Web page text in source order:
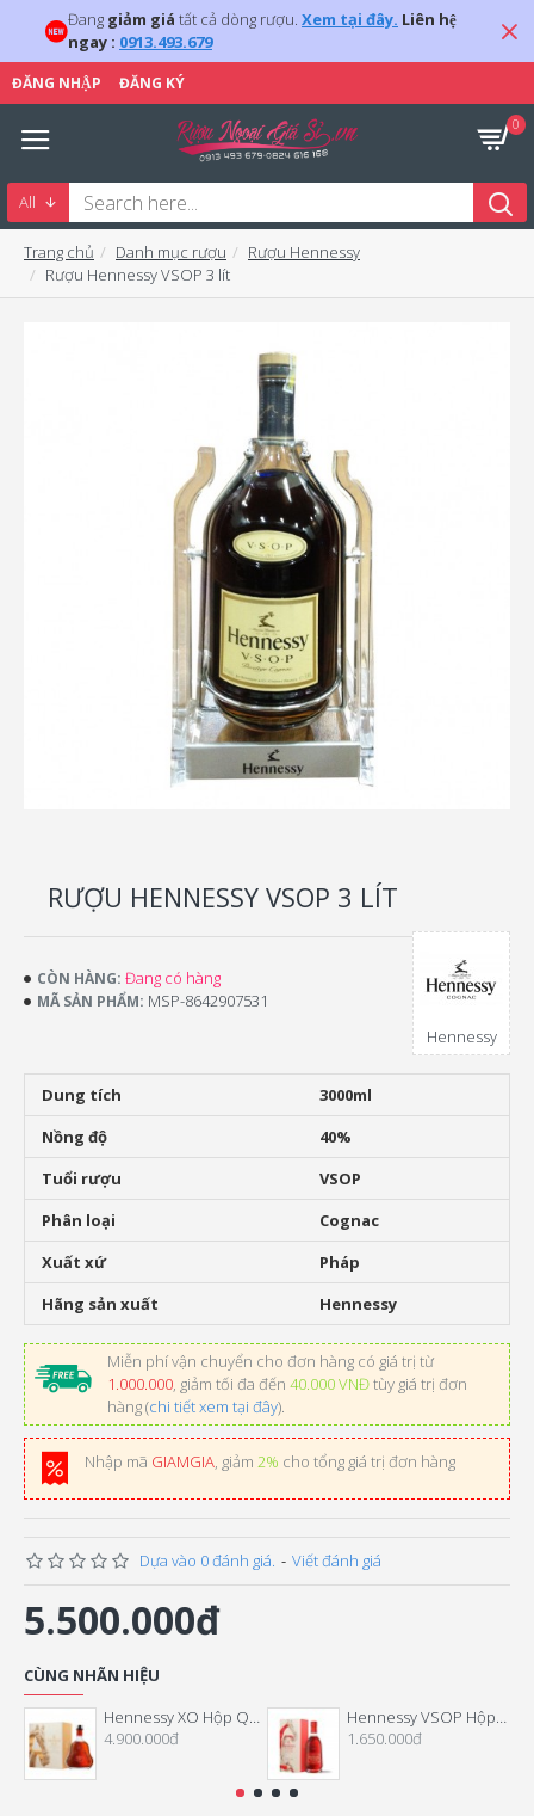
Đang giảm giá tất cả dòng rượu. Xem tại đây. Liên hệ
ngay : 0913.493.679
ĐĂNG NHẬP ĐĂNG KÝ
0
All
Trang chủ Danh mục rượu
Rượu Hennessy
Rượu Hennessy VSOP 3 lít
RƯỢU HENNESSY VSOP 3 LÍT
Dung tích
3000ml
Nồng độ
40%
Tuổi rượu
VSOP
Phân loại
Cognac
Xuất xứ
Pháp
Hãng sản xuất
Hennessy
Miễn phí vận chuyển cho đơn hàng có giá trị từ
1.000.000, giảm tối đa đến 40.000 VNĐtùy giá trị đơn
hàng (chi tiết xem tại đây).
Nhập mã GIAMGIA, giảm 2% cho tổng giá trị đơn hàng
CÒN HÀNG: Đang có hàng
MÃ SẢN PHẨM: MSP-8642907531
Hennessy
Dựa vào 0 đánh giá. - Viết đánh giá
5.500.000đ
CÙNG NHÃN HIỆU
Hennessy XO Hộp Quà Tết 2026
4.900.000đ
Hennessy VSOP Hộp Quà Tết 2026
1.650.000đ